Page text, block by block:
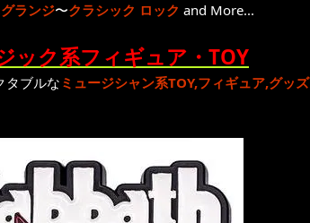
グランジ〜クラシック ロック and More...
ック系フィギュア・TOY
タブルな ミュージシャン系TOY,フィギュア,グッズ